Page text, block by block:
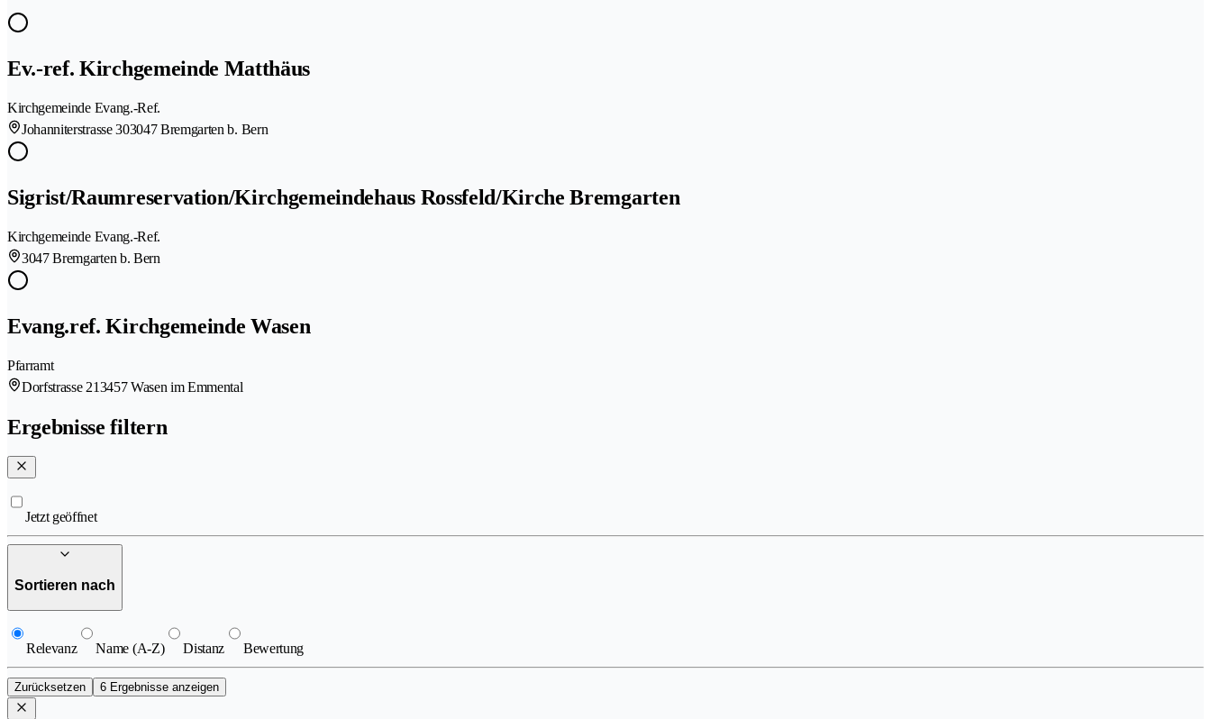
Ev.-ref. Kirchgemeinde Matthäus
Kirchgemeinde Evang.-Ref.
Johanniterstrasse 303047 Bremgarten b. Bern
Sigrist/Raumreservation/Kirchgemeindehaus Rossfeld/Kirche Bremgarten
Kirchgemeinde Evang.-Ref.
3047 Bremgarten b. Bern
Evang.ref. Kirchgemeinde Wasen
Pfarramt
Dorfstrasse 213457 Wasen im Emmental
Ergebnisse filtern
Jetzt geöffnet
Sortieren nach
Relevanz Name (A-Z) Distanz Bewertung
Zurücksetzen 6 Ergebnisse anzeigen